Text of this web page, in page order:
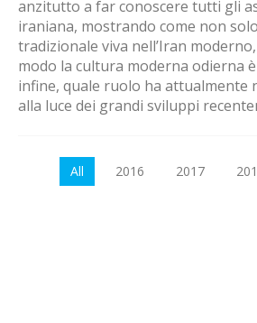
anzitutto a far conoscere tutti gli
iraniana, mostrando come non
tradizionale viva nell’Iran
modo la cultura moderna odierna
infine, quale ruolo ha attualmente
alla luce dei grandi sviluppi
All 2016 2017